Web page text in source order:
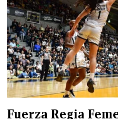
Fuerza Regia